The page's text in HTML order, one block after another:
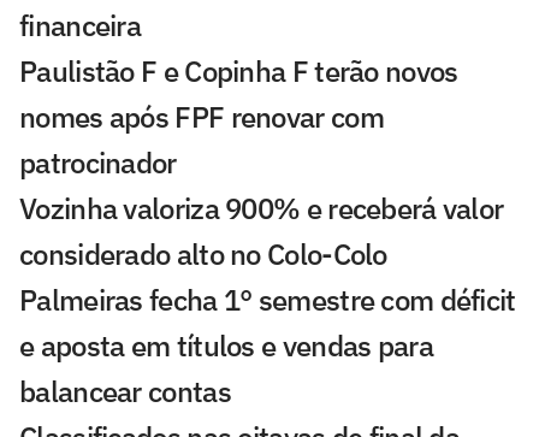
financeira
Paulistão F e Copinha F terão novos
nomes após FPF renovar com
patrocinador
Vozinha valoriza 900% e receberá valor
considerado alto no Colo-Colo
Palmeiras fecha 1° semestre com déficit
e aposta em títulos e vendas para
balancear contas